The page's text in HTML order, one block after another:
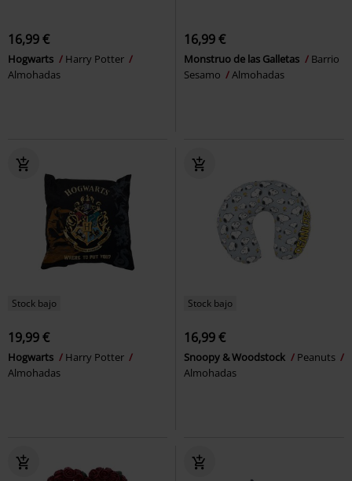
16,99 €
Hogwarts
Harry Potter
Almohadas
16,99 €
Monstruo de las Galletas
Barrio
Sesamo
Almohadas
Stock bajo
19,99 €
Hogwarts
Harry Potter
Almohadas
Stock bajo
16,99 €
Snoopy & Woodstock
Peanuts
Almohadas